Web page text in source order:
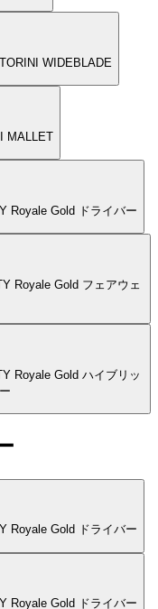
WIDEBLADE
MALLET
Royale Gold ドライバー
Royale Gold フェアウェ
Royale Gold ハイブリッ
Royale Gold ドライバー
Royale Gold ドライバー